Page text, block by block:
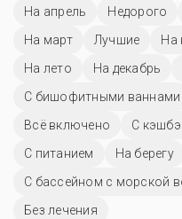
На апрель
Недорого
На март
Лучшие На
На лето
На декабрь
С бишофитными ваннами
Всё включено
С
С питанием
На берегу
С бассейном с морской
Без лечения